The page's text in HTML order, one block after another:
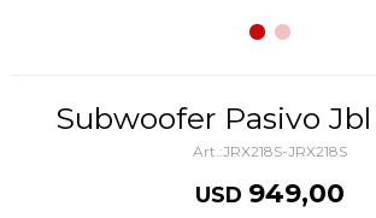
Subwoofer Pasivo
JRX218S-JRX218S
USD 949,00